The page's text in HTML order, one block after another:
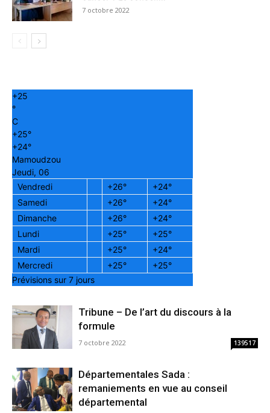
7 octobre 2022
+25
°
C
+25°
+24°
Mamoudzou
Jeudi, 06
Vendredi
+26° +24°
Samedi
+26° +24°
Dimanche
+26° +24°
Lundi
+25° +25°
Mardi
+25° +24°
Mercredi
+25° +25°
Prévisions sur 7 jours
Tribune – De l’art du discours à la
formule
7 octobre 2022 139517
Départementales Sada :
remaniements en vue au conseil
départemental